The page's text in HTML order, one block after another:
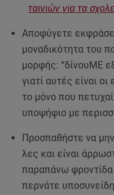
ταινιών για τα
Αποφύγετε
μοναδικότητα του
μορφής: “δίνουΜΕ
γιατί αυτές είναι
το μόνο που
υποψήφιο με
Προσπαθήστε να
λες και είναι
παραπάνω φροντίδα
περνάτε